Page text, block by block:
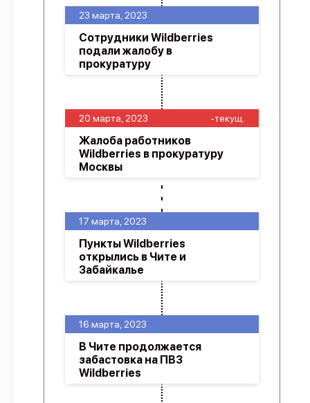
16 марта, 2023
В Чите продолжается
забастовка на ПВЗ
Wildberries
17 марта, 2023
Пункты Wildberries
открылись в Чите и
Забайкалье
20 марта, 2023 -текущ.
Жалоба работников
Wildberries в прокуратуру
Москвы
23 марта, 2023
Сотрудники Wildberries
подали жалобу в
прокуратуру